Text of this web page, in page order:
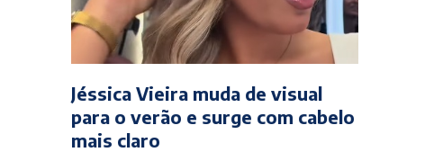
Jéssica Vieira muda de visual
para o verão e surge com cabelo
mais claro